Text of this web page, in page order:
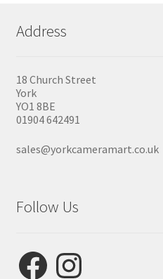
Address
18 Church Street
York
YO1 8BE
01904 642491
sales@yorkcameramart.co.uk
Follow Us
FacebookInstagram